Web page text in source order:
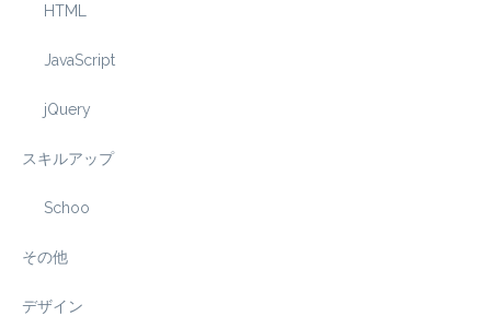
HTML
JavaScript
jQuery
スキルアップ
Schoo
その他
デザイン